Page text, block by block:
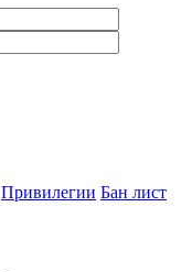
Привилегии Бан лист